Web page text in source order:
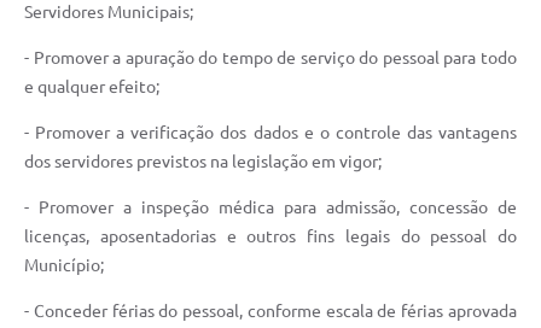
Servidores Municipais;
- Promover a apuração do tempo de serviço do pessoal para todo
e qualquer efeito;
- Promover a verificação dos dados e o controle das vantagens
dos servidores previstos na legislação em vigor;
- Promover a inspeção médica para admissão, concessão de
licenças, aposentadorias e outros fins legais do pessoal do
Município;
- Conceder férias do pessoal, conforme escala de férias aprovada